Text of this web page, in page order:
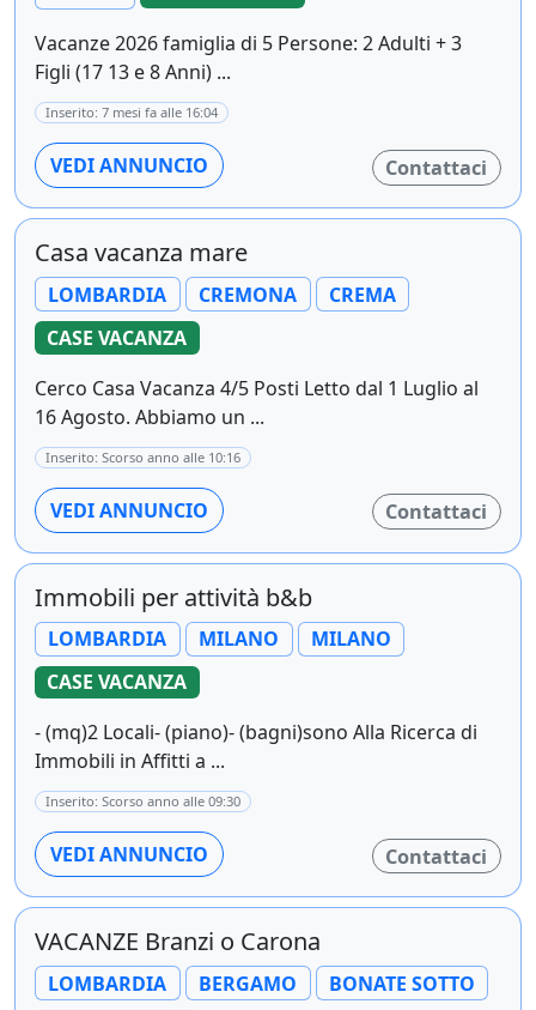
Vacanze 2026 famiglia di 5 Persone: 2 Adulti + 3
Figli (17 13 e 8 Anni) ...
Inserito: 7 mesi fa alle 16:04
VEDI ANNUNCIO Contattaci
Casa vacanza mare
LOMBARDIA CREMONA
CREMA
CASE VACANZA
Cerco Casa Vacanza 4/5 Posti Letto dal 1 Luglio al
16 Agosto. Abbiamo un ...
Inserito: Scorso anno alle 10:16
VEDI ANNUNCIO Contattaci
Immobili per attività b&b
LOMBARDIA MILANO
MILANO
CASE VACANZA
- (mq)2 Locali- (piano)- (bagni)sono Alla Ricerca di
Immobili in Affitti a ...
Inserito: Scorso anno alle 09:30
VEDI ANNUNCIO Contattaci
VACANZE Branzi o Carona
LOMBARDIA BERGAMO
BONATE SOTTO